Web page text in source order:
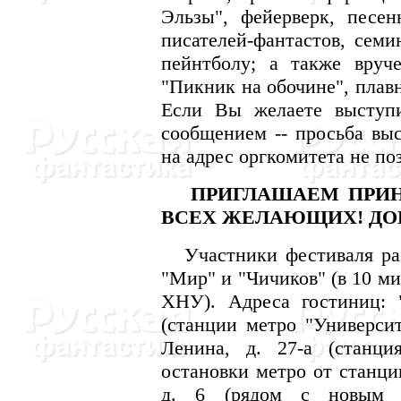
Эльзы", фейерверк,
писателей-фантастов,
пейнтболу; а также
"Пикник на обочине",
Если Вы желаете
сообщением -- просьба
на адрес оргкомитета не
ПРИГЛАШАЕМ
ВСЕХ ЖЕЛАЮЩИХ!
Участники фестиваля
"Мир" и "Чичиков" (в 10
ХHУ). Адреса гостиниц:
(станции метро
Ленина, д. 27-а
остановки метро от
д. 6 (рядом с новым